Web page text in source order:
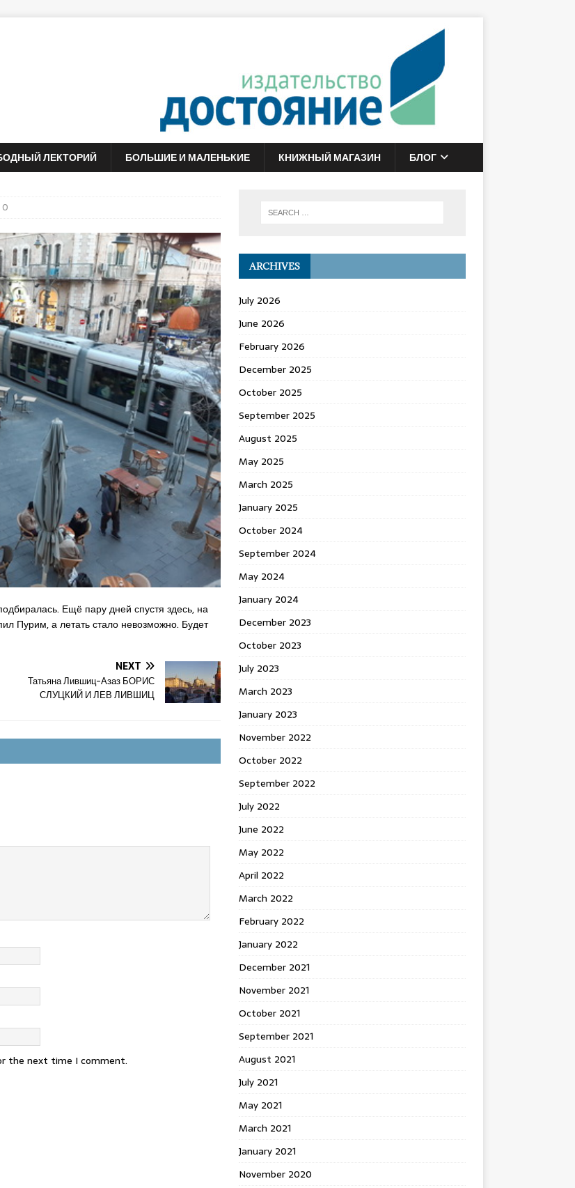
ЛЕКТОРИЙ БОЛЬШИЕ И МАЛЕНЬКИЕ КНИЖНЫЙ МАГАЗИН БЛОГ
0
Ещё пару дней спустя здесь, на
Пурим, а летать стало невозможно. Будет
NEXT
Татьяна Лившиц-Азаз БОРИС
СЛУЦКИЙ И ЛЕВ ЛИВШИЦ
the next time I comment.
ARCHIVES
July 2026
June 2026
February 2026
December 2025
October 2025
September 2025
August 2025
May 2025
March 2025
January 2025
October 2024
September 2024
May 2024
January 2024
December 2023
October 2023
July 2023
March 2023
January 2023
November 2022
October 2022
September 2022
July 2022
June 2022
May 2022
April 2022
March 2022
February 2022
January 2022
December 2021
November 2021
October 2021
September 2021
August 2021
July 2021
May 2021
March 2021
January 2021
November 2020